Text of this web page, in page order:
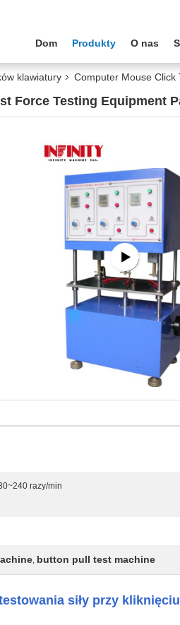
Dom Produkty O nas
klawiatury Computer Mouse Click
Force Testing Equipment
razy/min
, button pull test machine
siły przy